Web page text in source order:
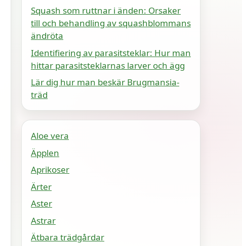
Squash som ruttnar i änden: Orsaker
till och behandling av squashblommans
ändröta
Identifiering av parasitsteklar: Hur man
hittar parasitsteklarnas larver och ägg
Lär dig hur man beskär Brugmansia-
träd
Aloe vera
Äpplen
Aprikoser
Ärter
Aster
Astrar
Ätbara trädgårdar